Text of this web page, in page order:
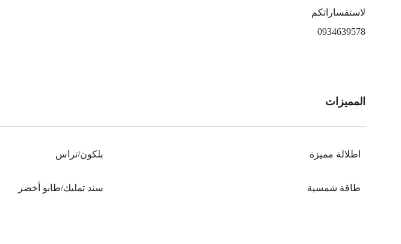
لاستفساراتكم
0934639578
المميزات
اطلالة مميزة بلكون/تراس
طاقة شمسية سند تمليك/طابو أخضر